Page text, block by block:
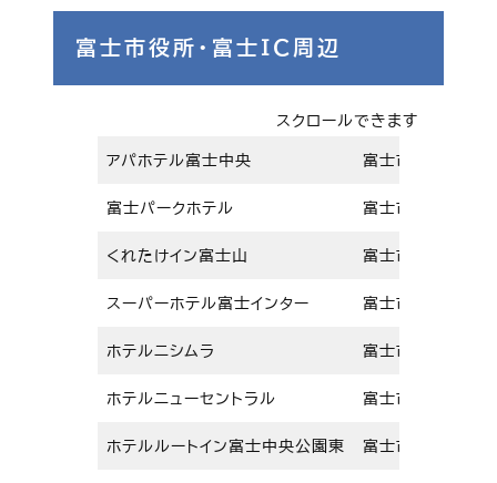
富士市役所・富士ＩＣ周辺
スクロールできます
アパホテル富士中央 富士市日乃出町
富士パークホテル 富士市伝法
くれたけイン富士山 富士市永田町1-
スーパーホテル富士インター 富士市永田町2-
ホテルニシムラ 富士市永田町1-
ホテルニューセントラル 富士市永田町
ホテルルートイン富士中央公園東 富士市永田町2-